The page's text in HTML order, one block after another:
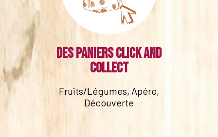
Des paniers click and
collect
Fruits/Légumes, Apéro,
Découverte